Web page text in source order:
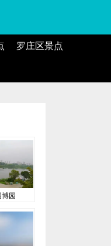
罗庄区景点
园